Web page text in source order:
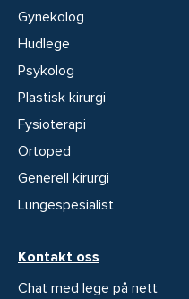
Gynekolog
Hudlege
Psykolog
Plastisk kirurgi
Fysioterapi
Ortoped
Generell kirurgi
Lungespesialist
Kontakt oss
Chat med lege på nett